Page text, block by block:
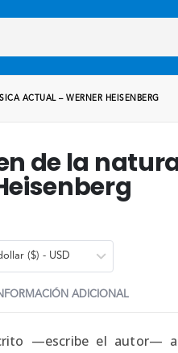
ACTUAL – WERNER HEISENBERG
de la
($) - USD
ADICIONAL
—escribe el autor—